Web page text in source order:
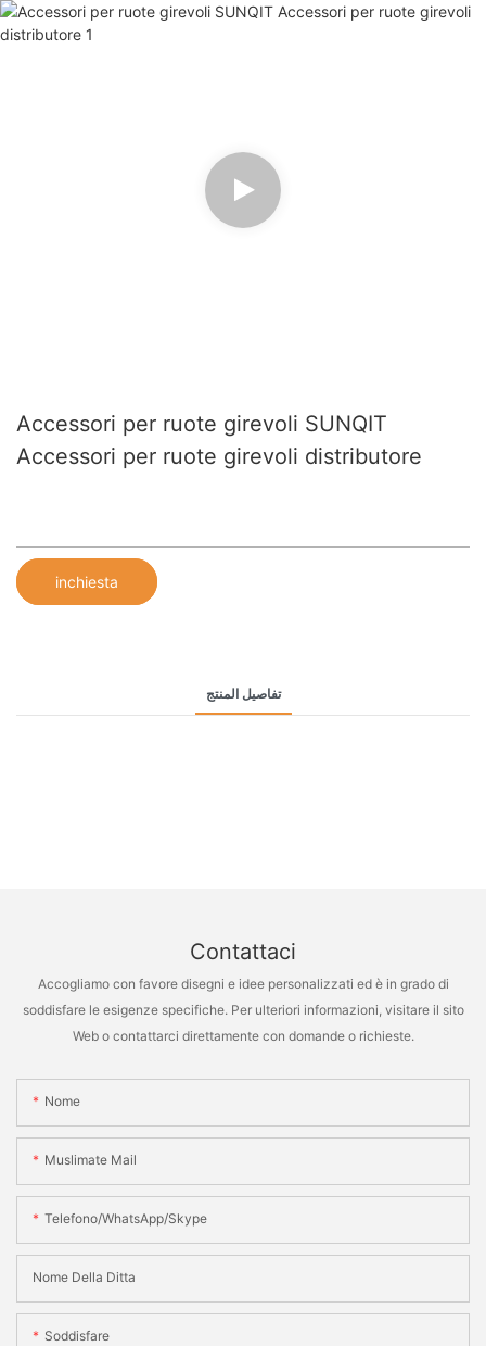
Accessori per ruote girevoli SUNQIT
Accessori per ruote girevoli distributore
inchiesta
تفاصيل المنتج
Contattaci
Accogliamo con favore disegni e idee personalizzati ed è in grado di
soddisfare le esigenze specifiche. Per ulteriori informazioni, visitare il sito
Web o contattarci direttamente con domande o richieste.
Nome
Muslimate Mail
Telefono/WhatsApp/Skype
Nome Della Ditta
Soddisfare